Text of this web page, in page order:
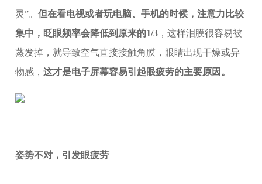
灵”。但在看电视或者玩电脑、手机的时候，注意力比较
集中，眨眼频率会降低到原来的1/3 ，这样泪膜很容易被
蒸发掉，就导致空气直接接触角膜，眼睛出现干燥或异
物感，这才是电子屏幕容易引起眼疲劳的主要原因。
姿势不对，引发眼疲劳